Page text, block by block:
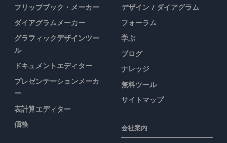
フリップブック・メーカー
ダイアグラムメーカー
グラフィックデザインツー
ル
ドキュメントエディター
プレゼンテーションメーカ
ー
表計算エディター
価格
デザイン / ダイアグラム
フォーラム
学ぶ
ブログ
ナレッジ
無料ツール
サイトマップ
会社案内